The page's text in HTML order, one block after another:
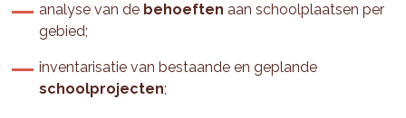
analyse van de behoeften aan schoolplaatsen per
gebied;
inventarisatie van bestaande en geplande
schoolprojecten;